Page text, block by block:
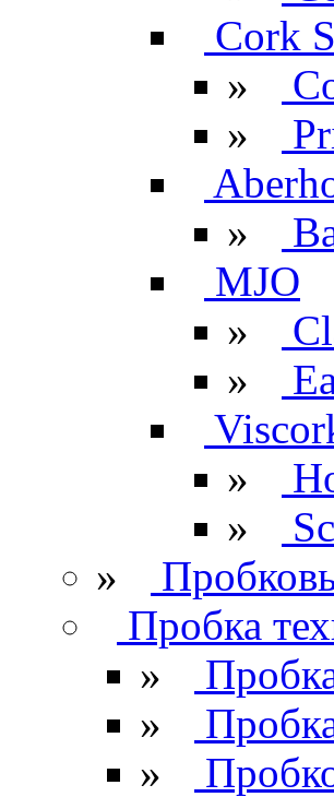
Cork
»
»
»
MJO
»
»
»
»
»
Пробка
»
»
»